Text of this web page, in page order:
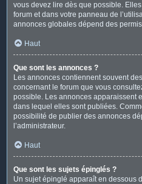
vous devez lire dès que possible.
forum et dans votre panneau de
annonces globales dépend des
Haut
Que sont les annonces ?
Les annonces contiennent souvent
concernant le forum que vous
possible. Les annonces apparaissent
dans lequel elles sont publiées.
possibilité de publier des annonces
l’administrateur.
Haut
Que sont les sujets épinglés ?
Un sujet épinglé apparaît en dessous